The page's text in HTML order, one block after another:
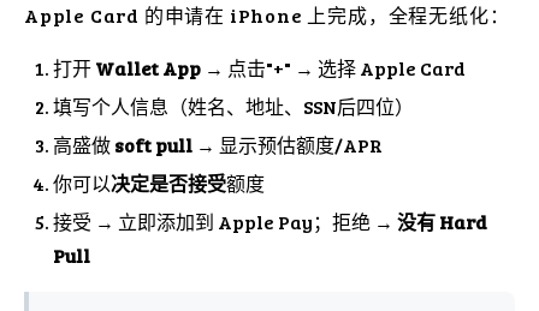
Apple Card 的申请在 iPhone 上完成，全程无纸化：
打开Wallet App → 点击"+" → 选择 Apple Card
填写个人信息（姓名、地址、SSN后四位）
高盛做soft pull → 显示预估额度/APR
你可以决定是否接受额度
接受 → 立即添加到 Apple Pay；拒绝 → 没有 Hard
Pull